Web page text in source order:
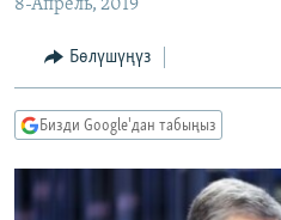
МАДАНИЯТ
ТВ ПРОГРАММАЛАР
БҮГҮН АЗАТТЫКТА
ПОДКАСТ
Русский
8-Апрель, 2019
Бөлүшүңүз
Бизди Google'дан табыңыз